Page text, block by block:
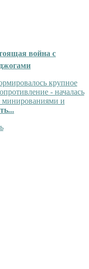
война с
крупное
- началась
минированиями и